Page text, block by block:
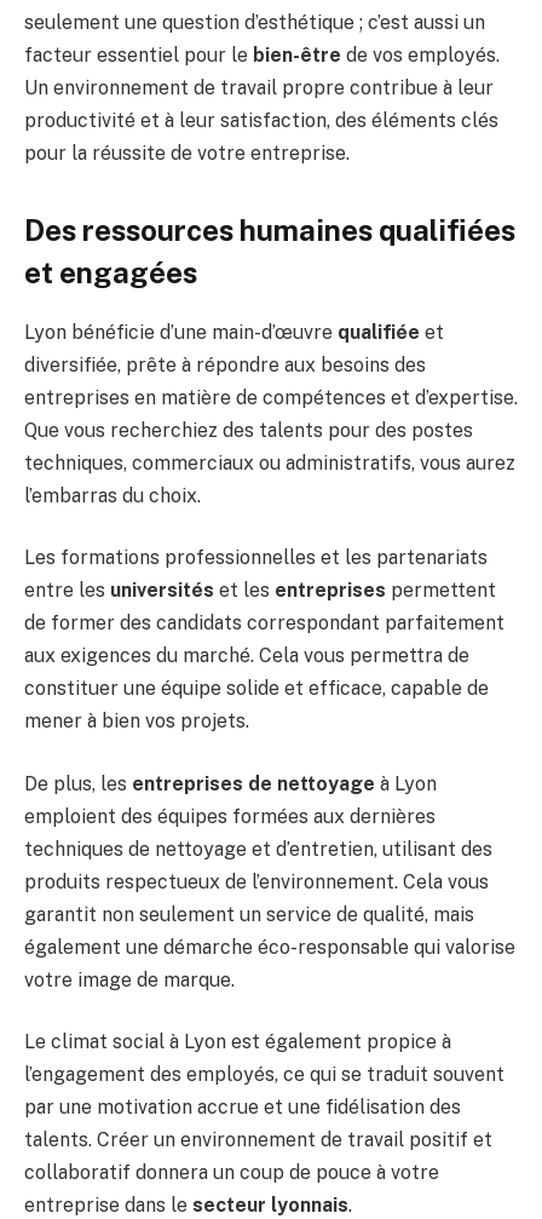
seulement une question d’esthétique ; c’est aussi un
facteur essentiel pour le bien-être de vos employés.
Un environnement de travail propre contribue à leur
productivité et à leur satisfaction, des éléments clés
pour la réussite de votre entreprise.
Des ressources humaines qualifiées
et engagées
Lyon bénéficie d’une main-d’œuvre qualifiée et
diversifiée, prête à répondre aux besoins des
entreprises en matière de compétences et d’expertise.
Que vous recherchiez des talents pour des postes
techniques, commerciaux ou administratifs, vous aurez
l’embarras du choix.
Les formations professionnelles et les partenariats
entre les universités et les entreprises permettent
de former des candidats correspondant parfaitement
aux exigences du marché. Cela vous permettra de
constituer une équipe solide et efficace, capable de
mener à bien vos projets.
De plus, les entreprises de nettoyage à Lyon
emploient des équipes formées aux dernières
techniques de nettoyage et d’entretien, utilisant des
produits respectueux de l’environnement. Cela vous
garantit non seulement un service de qualité, mais
également une démarche éco-responsable qui valorise
votre image de marque.
Le climat social à Lyon est également propice à
l’engagement des employés, ce qui se traduit souvent
par une motivation accrue et une fidélisation des
talents. Créer un environnement de travail positif et
collaboratif donnera un coup de pouce à votre
entreprise dans le secteur lyonnais.